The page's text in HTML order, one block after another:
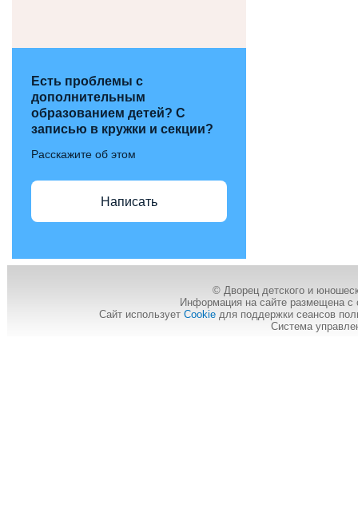
Есть проблемы с
дополнительным
образованием детей? С
записью в кружки и секции?
Расскажите об этом
Написать
© Дворец детского и
Информация на сайте размещена с
Сайт используетCookie для поддержки сеансов
Система